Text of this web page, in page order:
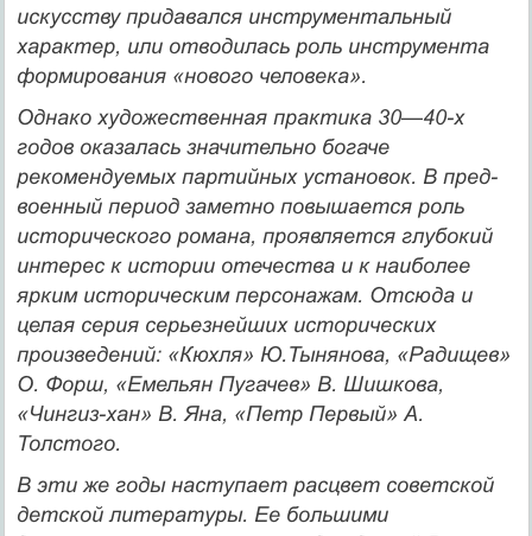
искусству придавался инструментальный
характер, или отво­дилась роль инструмента
формирования «нового человека».
Однако художественная практика 30—40-х
годов оказалась значительно богаче
рекомендуемых партийных установок. В пред­
военный период заметно повышается роль
исторического романа, проявляется глубокий
интерес к истории отечества и к наиболее
ярким историческим персонажам. Отсюда и
целая серия серьез­нейших исторических
произведений: «Кюхля» Ю.Тынянова, «Ра­дищев»
О. Форш, «Емельян Пугачев» В. Шишкова,
«Чингиз-хан» В. Яна, «Петр Первый» А.
Толстого.
В эти же годы наступает расцвет советской
детской литерату­ры. Ее большими